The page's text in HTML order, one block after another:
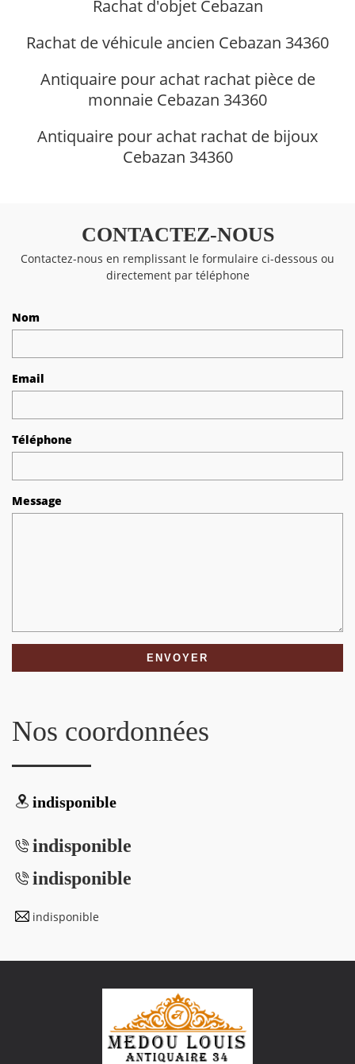
Rachat d'objet Cebazan
Rachat de véhicule ancien Cebazan 34360
Antiquaire pour achat rachat pièce de
monnaie Cebazan 34360
Antiquaire pour achat rachat de bijoux
Cebazan 34360
CONTACTEZ-NOUS
Contactez-nous en remplissant le formulaire ci-dessous ou
directement par téléphone
Nom
Email
Téléphone
Message
Nos coordonnées
indisponible
indisponible
indisponible
indisponible